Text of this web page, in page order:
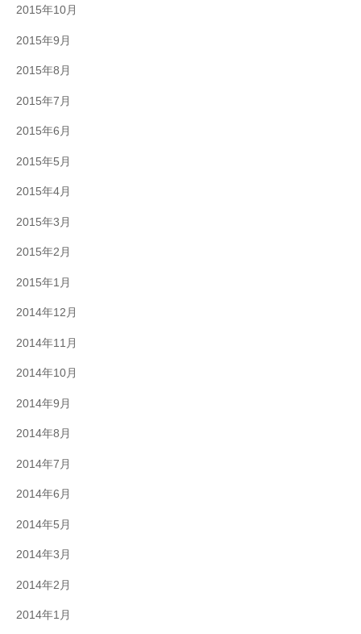
2015年10月
2015年9月
2015年8月
2015年7月
2015年6月
2015年5月
2015年4月
2015年3月
2015年2月
2015年1月
2014年12月
2014年11月
2014年10月
2014年9月
2014年8月
2014年7月
2014年6月
2014年5月
2014年3月
2014年2月
2014年1月